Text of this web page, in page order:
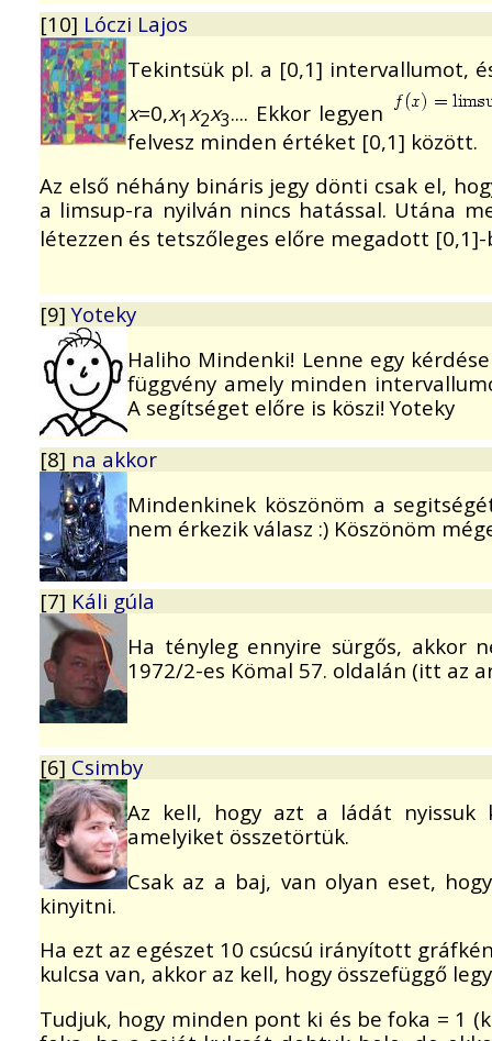
[10] Lóczi Lajos
Tekintsük pl. a [0,1] intervallumot,
x=0,x1 x2x3.... Ekkor legyen
felvesz minden értéket [0,1] között.
Az első néhány bináris jegy dönti csak el,
a limsup-ra nyilván nincs hatással. Utána
létezzen és tetszőleges előre megadott
[9]Yoteky
Haliho Mindenki! Lenne egy
függvény amely minden
A segítséget előre is köszi! Yoteky
[8] na akkor
Mindenkinek köszönöm a
nem érkezik válasz :) Köszönöm
[7] Káli gúla
Ha tényleg ennyire sürgős, akkor
1972/2-es Kömal 57. oldalán (itt az
[6] Csimby
Az kell, hogy azt a ládát nyissuk
amelyiket összetörtük.
Csak az a baj, van olyan eset,
kinyitni.
Ha ezt az egészet 10 csúcsú irányított
kulcsa van, akkor az kell, hogy összefüggő
Tudjuk, hogy minden pont ki és be foka = 1